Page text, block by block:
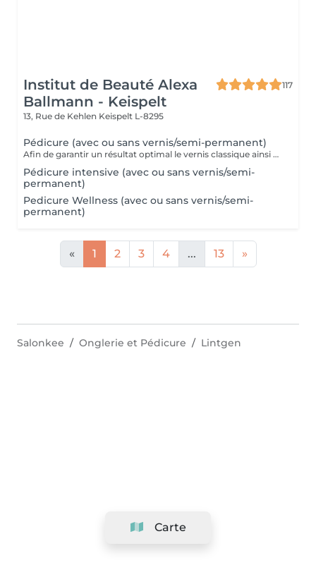
Institut de Beauté Alexa
Ballmann - Keispelt
117
13, Rue de Kehlen Keispelt L-8295
Pédicure (avec ou sans vernis/semi-permanent)
Afin de garantir un résultat optimal le vernis classique ainsi que le vernis semi-permanent sont proposés exclusivement en complément d'une pédicure et ne peuvent pas être réservés seuls.
Pédicure intensive (avec ou sans vernis/semi-
permanent)
Pedicure Wellness (avec ou sans vernis/semi-
permanent)
« 1 2 3 4 ... 13 »
Carte
Salonkee Onglerie et Pédicure Lintgen